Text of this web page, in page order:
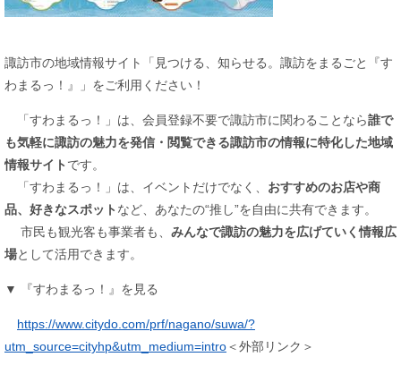
諏訪市の地域情報サイト「見つける、知らせる。諏訪をまるごと『す
わまるっ！』」をご利用ください！
​「すわまるっ！」は、会員登録不要で諏訪市に関わることなら​誰で
も気軽に諏訪の魅力を発信・閲覧できる諏訪市の情報に特化した地域
情報サイト です。
「すわまるっ！」は、イベントだけでなく、 おすすめのお店や商
品、好きなスポット など、あなたの“推し”を自由に共有できます。
市民も観光客も事業者も、 みんなで諏訪の魅力を広げていく情報広
場として活用できます。
▼ 『すわまるっ！』を見る
https://www.citydo.com/prf/nagano/suwa/?
utm_source=cityhp&utm_medium=intro＜外部リンク＞